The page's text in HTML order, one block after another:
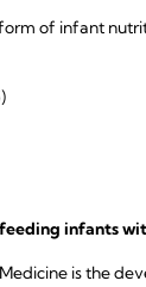
of infant
infants
is the